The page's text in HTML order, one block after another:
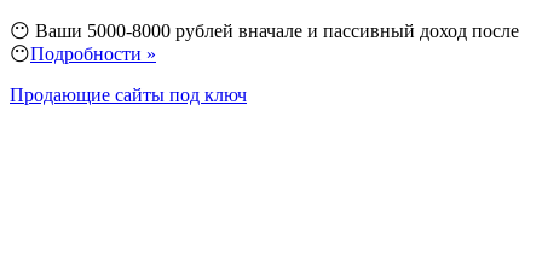
😶 Ваши 5000-8000 рублей вначале и пассивный доход после
😶Подробности »
Продающие сайты под ключ